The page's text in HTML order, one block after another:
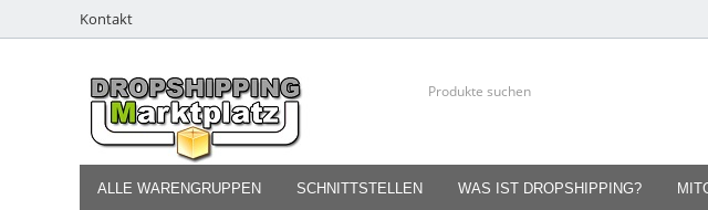
Kontakt
ALLE WARENGRUPPEN SCHNITTSTELLEN WAS IST DROPSHIPPING?